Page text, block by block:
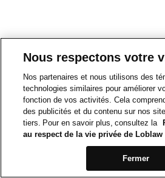
Nous respectons votre
Nos partenaires et nous utilisons des
technologies similaires pour améliorer
fonction de vos activités. Cela
des publicités et du contenu sur nos
tiers. Pour en savoir plus, consultez la
au respect de la vie privée de Loblaw
Fermer